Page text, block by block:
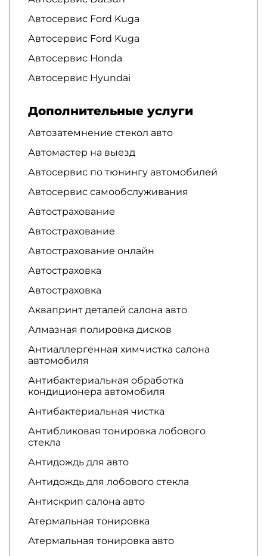
Автосервис Ford Kuga
Автосервис Ford Kuga
Автосервис Honda
Автосервис Hyundai
Дополнительные услуги
Автозатемнение стекол авто
Автомастер на выезд
Автосервис по тюнингу автомобилей
Автосервис самообслуживания
Автострахование
Автострахование
Автострахование онлайн
Автостраховка
Автостраховка
Аквапринт деталей салона авто
Алмазная полировка дисков
Антиаллергенная химчистка салона
автомобиля
Антибактериальная обработка
кондиционера автомобиля
Антибактериальная чистка
Антибликовая тонировка лобового
стекла
Антидождь для авто
Антидождь для лобового стекла
Антискрип салона авто
Атермальная тонировка
Атермальная тонировка авто